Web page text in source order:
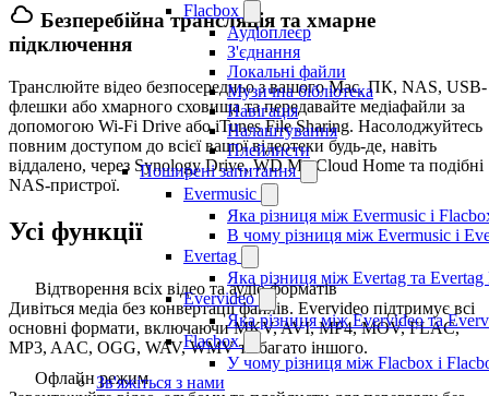
Flacbox
Аудіоплеєр
З'єднання
Локальні файли
Музична бібліотека
Навігація
Налаштування
Плейлисти
Поширені запитання
Evermusic
Яка різниця між Evermusic і
В чому різниця між Evermusic і
Evertag
Яка різниця між Evertag та Evertag
Evervideo
Яка різниця між Evervideo та
Flacbox
У чому різниця між Flacbox і
Зв'яжіться з нами
Безперебійна трансляція та хмарне
підключення
Транслюйте відео безпосередньо з вашого Mac, ПК, NAS, USB-
флешки або хмарного сховища та передавайте медіафайли за
допомогою Wi-Fi Drive або iTunes File Sharing. Насолоджуйтесь
повним доступом до всієї вашої відеотеки будь-де, навіть
віддалено, через Synology Drive, WD My Cloud Home та подібні
NAS-пристрої.
Усі функції
Відтворення всіх відео та аудіо форматів
Дивіться медіа без конвертації файлів. Evervideo підтримує всі
основні формати, включаючи MKV, AVI, MP4, MOV, FLAC,
MP3, AAC, OGG, WAV, WMV та багато іншого.
Офлайн режим